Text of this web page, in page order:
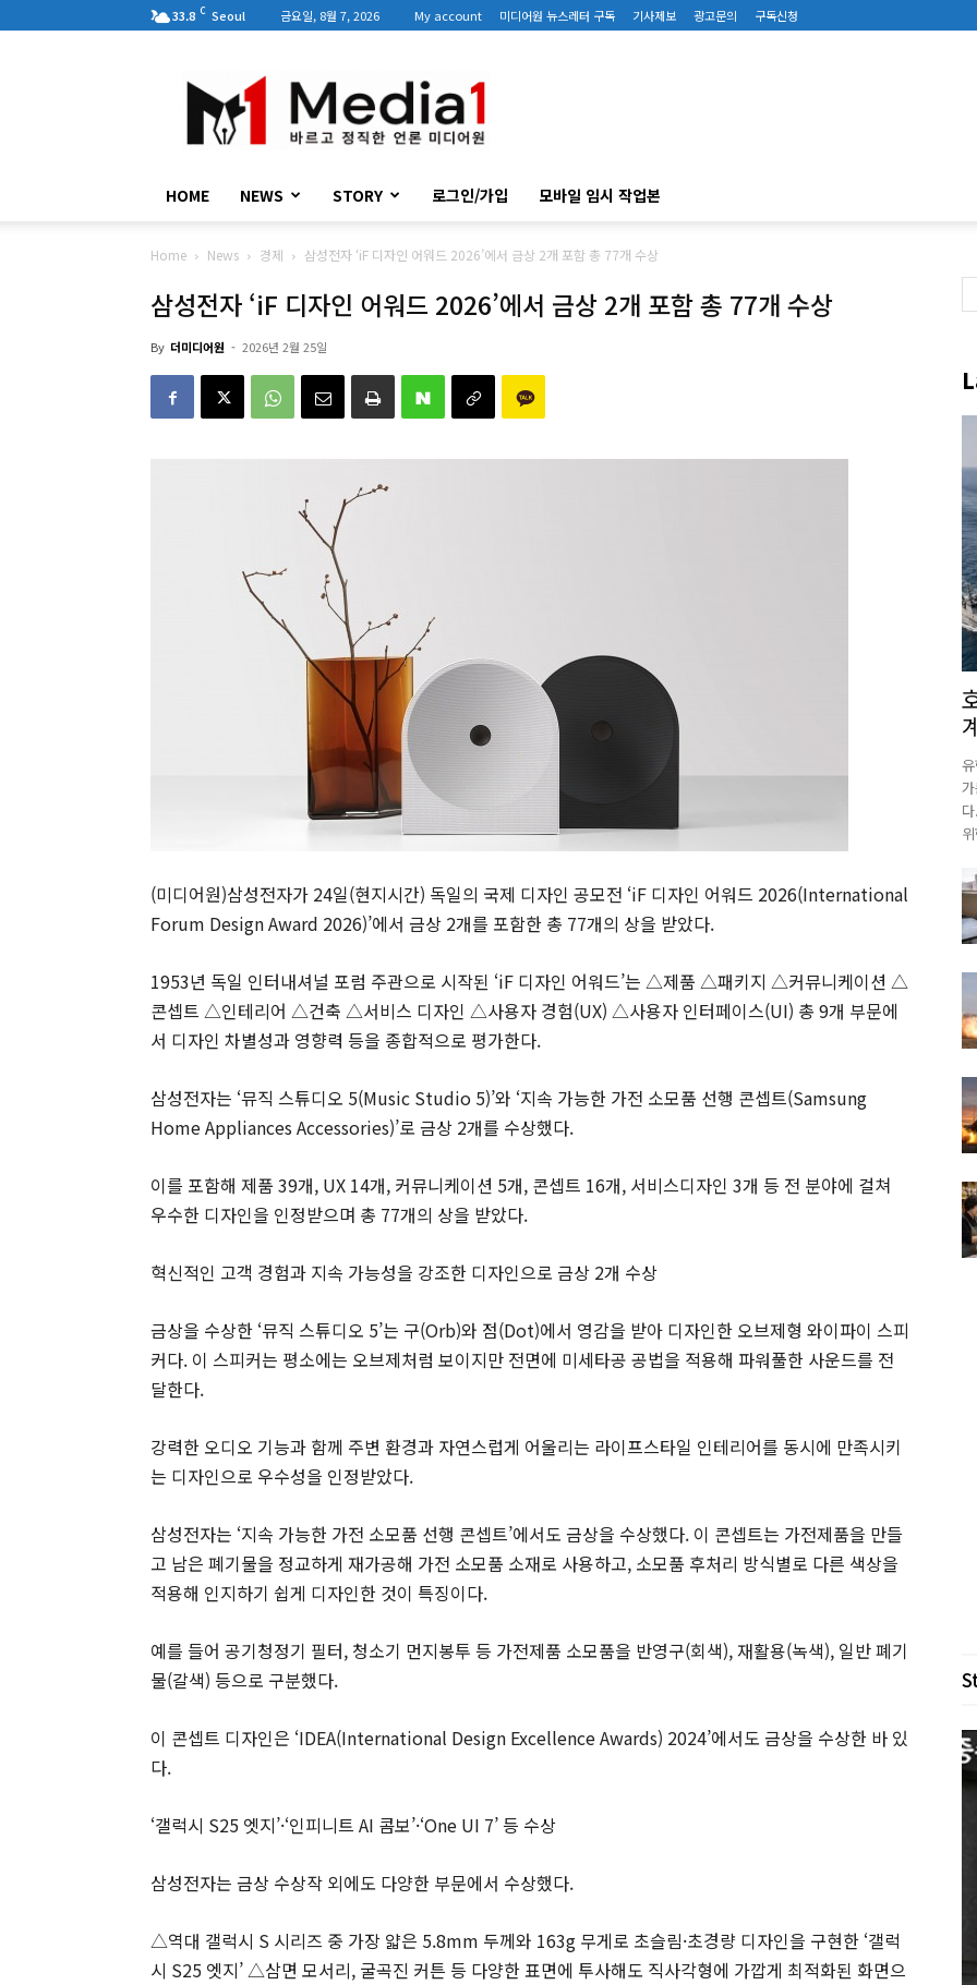
33.8 C Seoul 금요일, 8월 7, 2026 My account 미디어원 뉴스레터 구독 기사제보 광고문의 구독신청
디
어
원
HOME NEWS STORY 로그인/가입 모바일 임시 작업본
Home News 경제 삼성전자 ‘iF 디자인 어워드 2026’에서 금상 2개 포함 총 77개 수상
삼성전자 ‘iF 디자인 어워드 2026’에서 금상 2개 포함 총 77개 수상
By 더미디어원 - 2026년 2월 25일
(미디어원)삼성전자가 24일(현지시간) 독일의 국제 디자인 공모전 ‘iF 디자인 어워드 2026(International
Forum Design Award 2026)’에서 금상 2개를 포함한 총 77개의 상을 받았다.
1953년 독일 인터내셔널 포럼 주관으로 시작된 ‘iF 디자인 어워드’는 △제품 △패키지 △커뮤니케이션 △
콘셉트 △인테리어 △건축 △서비스 디자인 △사용자 경험(UX) △사용자 인터페이스(UI) 총 9개 부문에
서 디자인 차별성과 영향력 등을 종합적으로 평가한다.
삼성전자는 ‘뮤직 스튜디오 5(Music Studio 5)’와 ‘지속 가능한 가전 소모품 선행 콘셉트(Samsung
Home Appliances Accessories)’로 금상 2개를 수상했다.
이를 포함해 제품 39개, UX 14개, 커뮤니케이션 5개, 콘셉트 16개, 서비스디자인 3개 등 전 분야에 걸쳐
우수한 디자인을 인정받으며 총 77개의 상을 받았다.
혁신적인 고객 경험과 지속 가능성을 강조한 디자인으로 금상 2개 수상
금상을 수상한 ‘뮤직 스튜디오 5’는 구(Orb)와 점(Dot)에서 영감을 받아 디자인한 오브제형 와이파이 스피
커다. 이 스피커는 평소에는 오브제처럼 보이지만 전면에 미세타공 공법을 적용해 파워풀한 사운드를 전
달한다.
강력한 오디오 기능과 함께 주변 환경과 자연스럽게 어울리는 라이프스타일 인테리어를 동시에 만족시키
는 디자인으로 우수성을 인정받았다.
삼성전자는 ‘지속 가능한 가전 소모품 선행 콘셉트’에서도 금상을 수상했다. 이 콘셉트는 가전제품을 만들
고 남은 폐기물을 정교하게 재가공해 가전 소모품 소재로 사용하고, 소모품 후처리 방식별로 다른 색상을
적용해 인지하기 쉽게 디자인한 것이 특징이다.
예를 들어 공기청정기 필터, 청소기 먼지봉투 등 가전제품 소모품을 반영구(회색), 재활용(녹색), 일반 폐기
물(갈색) 등으로 구분했다.
이 콘셉트 디자인은 ‘IDEA(International Design Excellence Awards) 2024’에서도 금상을 수상한 바 있
다.
‘갤럭시 S25 엣지’·‘인피니트 AI 콤보’·‘One UI 7’ 등 수상
삼성전자는 금상 수상작 외에도 다양한 부문에서 수상했다.
△역대 갤럭시 S 시리즈 중 가장 얇은 5.8mm 두께와 163g 무게로 초슬림·초경량 디자인을 구현한 ‘갤럭
시 S25 엣지’ △삼면 모서리, 굴곡진 커튼 등 다양한 표면에 투사해도 직사각형에 가깝게 최적화된 화면으